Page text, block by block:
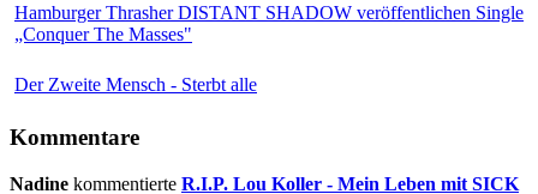
Hamburger Thrasher DISTANT SHADOW veröffentlichen Single
„Conquer The Masses"
Der Zweite Mensch - Sterbt alle
Kommentare
Nadine kommentierte R.I.P. Lou Koller - Mein Leben mit SICK